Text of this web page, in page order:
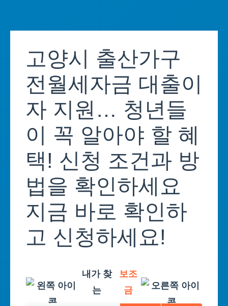
content고양시 출산가구
전월세자금 대출이
자 지원… 청년들
이 꼭 알아야 할 혜
택! 신청 조건과 방
법을 확인하세요
지금 바로 확인하
고 신청하세요!
내가 찾
는
보조
금